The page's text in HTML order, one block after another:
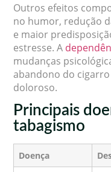
Outros efeitos
no humor, redução
e maior
estresse. A
mudanças
abandono do
doloroso.
Principais
tabagismo
Doença